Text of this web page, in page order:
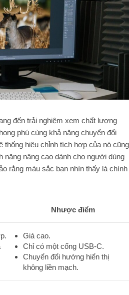
đến trải nghiệm xem chất lượng
phú cùng khả năng chuyển đổi
thống hiệu chỉnh tích hợp của nó cũng
năng nâng cao dành cho người dùng
rằng màu sắc bạn nhìn thấy là chính
Nhược điểm
Giá cao.
Chỉ có một cổng USB-C.
Chuyển đổi hướng hiển thị
không liền mạch.